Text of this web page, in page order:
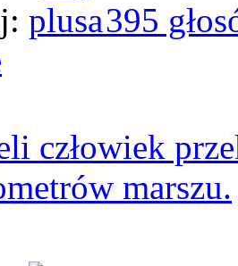
395
człowiek
marszu.